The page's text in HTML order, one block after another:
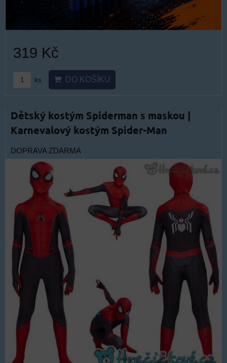
319 Kč
ks DO KOŠÍKU
Dětský kostým Spiderman s maskou |
Karnevalový kostým Spider-Man
DOPRAVA ZDARMA